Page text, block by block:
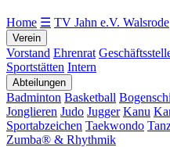
Home ☰ TV Jahn e.V. Walsrode
Verein
Vorstand Ehrenrat
Sportstätten Intern
Abteilungen
Badminton Basketball
Jonglieren Judo Jugger Kanu
Sportabzeichen Taekwondo
Zumba® & Rhythmik